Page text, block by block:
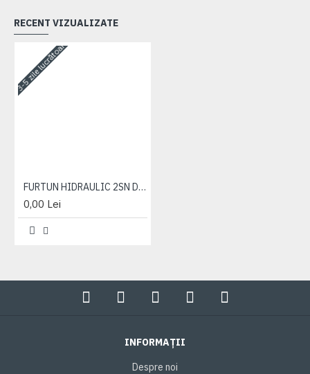
RECENT VIZUALIZATE
3-5 zile lucrătoare
FURTUN HIDRAULIC 2SN DN16 1500
0,00 Lei
INFORMAȚII
Despre noi